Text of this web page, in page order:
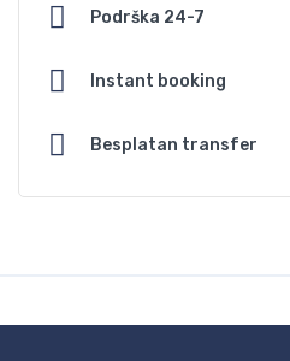
Podrška 24-7
Instant booking
Besplatan transfer